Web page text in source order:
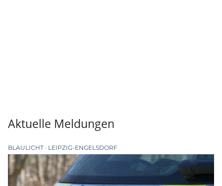
Aktuelle Meldungen
BLAULICHT LEIPZIG-ENGELSDORF